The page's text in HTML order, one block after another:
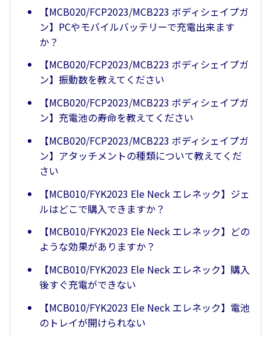
【MCB020/FCP2023/MCB223 ボディシェイプガ
ン】PCやモバイルバッテリーで充電出来ます
か？
【MCB020/FCP2023/MCB223 ボディシェイプガ
ン】振動数を教えてください
【MCB020/FCP2023/MCB223 ボディシェイプガ
ン】充電池の寿命を教えてください
【MCB020/FCP2023/MCB223 ボディシェイプガ
ン】アタッチメントの種類について教えてくだ
さい
【MCB010/FYK2023 Ele Neck エレネック】ジェ
ルはどこで購入できますか？
【MCB010/FYK2023 Ele Neck エレネック】どの
ような効果がありますか？
【MCB010/FYK2023 Ele Neck エレネック】購入
後すぐ充電ができない
【MCB010/FYK2023 Ele Neck エレネック】電池
のトレイが開けられない